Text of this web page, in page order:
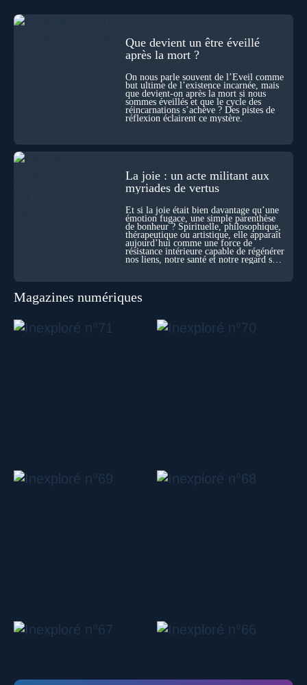
disparaître ? Au fil de cet échange, Nicolas raconte ses
expériences les plus troublantes : visions vérifiées,
explorations du cosmos, présence d’autres consciences
durant ses sorties, protocoles scientifiques… et toujours, cette
sensation étrange d’être relié à bien plus vaste que lui-même
Sans doute. Mais encore faut-il accepter d’explorer ces
territoires avec lucidité, et rigueur…
Que devient un être éveillé
après la mort ?
On nous parle souvent de l’Éveil comme
but ultime de l’existence incarnée, mais
que devient-on après la mort si nous
sommes éveillés et que le cycle des
réincarnations s’achève ? Des pistes de
réflexion éclairent ce mystère.
La joie : un acte militant aux
myriades de vertus
Et si la joie était bien davantage qu’une
émotion fugace, une simple parenthèse
de bonheur ? Spirituelle, philosophique,
thérapeutique ou artistique, elle apparaît
aujourd’hui comme une force de
résistance intérieure capable de régénérer
nos liens, notre santé et notre regard sur
Magazines numériques